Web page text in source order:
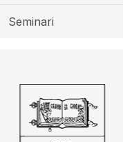
Seminari